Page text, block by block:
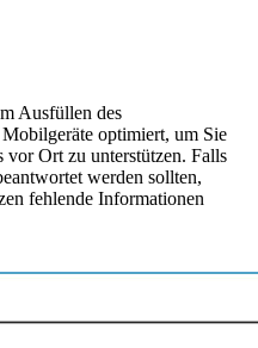
Ausfüllen des
optimiert, um Sie
vor Ort zu unterstützen. Falls
werden sollten,
fehlende Informationen